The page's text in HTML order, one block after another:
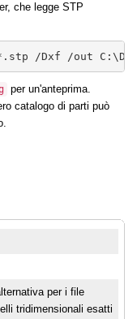
che legge STP
/Dxf /out
per un'anteprima.
catalogo di parti può
per i file
tridimensionali esatti